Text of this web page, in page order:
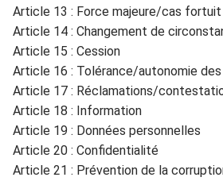
Article 13 : Force majeure/cas fortuit
Article 14 : Changement de
Article 15 : Cession
Article 16 : Tolérance/autonomie
Article 17 : Réclamations/c
Article 18 : Information
Article 19 : Données personnelles
Article 20 : Confidentialité
Article 21 : Prévention de la